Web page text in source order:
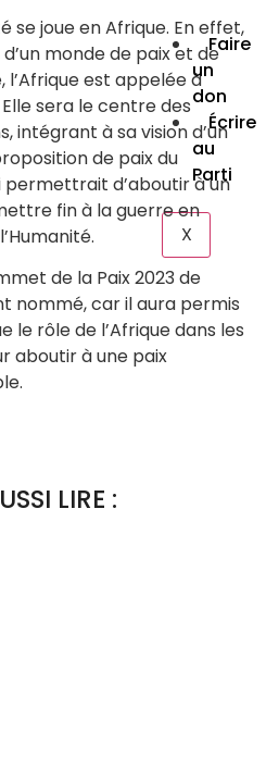
Faire
un
don
Écrire
au
Parti
X
se joue en Afrique. En effet,
monde de paix et de
est appelée à
sera le centre des
intégrant à sa vision d’un
de paix du
permettrait d’aboutir à un
fin à la guerre en
de la Paix 2023 de
nommé, car il aura permis
le rôle de l’Afrique dans les
aboutir à une paix
LIRE :